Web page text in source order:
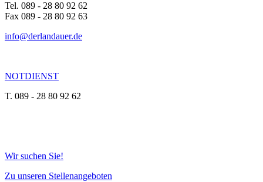
Tel. 089 - 28 80 92 62
Fax 089 - 28 80 92 63
info@derlandauer.de
NOTDIENST
T. 089 - 28 80 92 62
Wir suchen Sie!
Zu unseren Stellenangeboten